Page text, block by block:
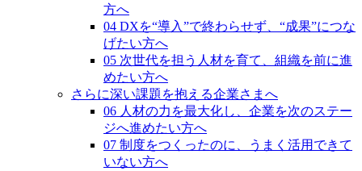
方へ
04 DXを“導入”で終わらせず、“成果”につな
げたい方へ
05 次世代を担う人材を育て、組織を前に進
めたい方へ
さらに深い課題を抱える企業さまへ
06 人材の力を最大化し、企業を次のステー
ジへ進めたい方へ
07 制度をつくったのに、うまく活用できて
いない方へ